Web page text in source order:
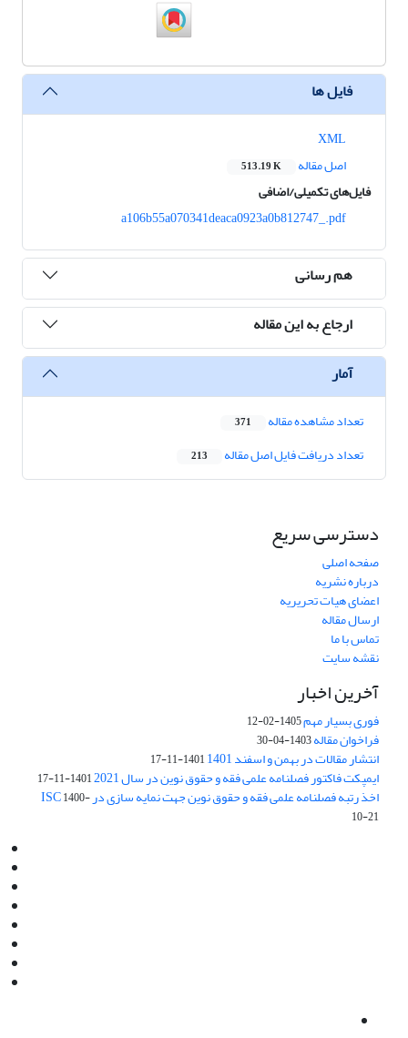
فایل ها
اصل مقاله
513.19 K
فایل‌های تکمیلی/اضافی
a106b55a070341deaca0923a0b812747_.pdf
هم رسانی
ارجاع به این مقاله
آمار
تعداد مشاهده مقاله 371
تعداد دریافت فایل اصل مقاله 213
دسترسی سریع
صفحه اصلی
درباره نشریه
اعضای هیات تحریریه
ارسال مقاله
تماس با ما
نقشه سایت
آخرین اخبار
فوری بسیار مهم1405-02-12
فراخوان مقاله1403-04-30
انتشار مقالات در بهمن و اسفند 1401 1401-11-17
ایمپکت فاکتور فصلنامه علمی فقه و حقوق نوین در سال 2021 1401-11-17
اخذ رتبه فصلنامه علمی فقه و حقوق نوین جهت نمایه سازی در ISC1400-
10-21